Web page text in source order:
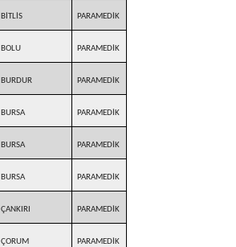
BİTLİS PARAMEDİK
BOLU PARAMEDİK
BURDUR PARAMEDİK
BURSA PARAMEDİK
BURSA PARAMEDİK
BURSA PARAMEDİK
ÇANKIRI PARAMEDİK
ÇORUM PARAMEDİK